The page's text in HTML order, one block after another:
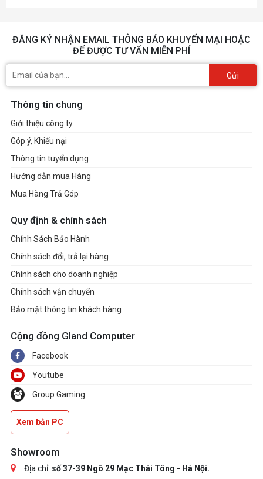
Headset Audio Jack:1
EXPANSION SLOTS
Standard:
Vertical: 0
DRIVE BAYS
2.5": 2
3.5":1
FAN SUPPORT
Front-Right:
Top: 3 x 120 mm / 2 x 140 mm
Bottom:
Rear: 1 x 120 mm
ĐĂNG KÝ NHẬN EMAIL THÔNG BÁO KHUYẾN MẠI HOẶC
ĐỂ ĐƯỢC TƯ VẤN MIỄN PHÍ
Gửi
Thông tin chung
Giới thiệu công ty
Góp ý, Khiếu nại
Thông tin tuyển dụng
Hướng dẫn mua Hàng
Mua Hàng Trả Góp
Quy định & chính sách
Chính Sách Bảo Hành
Chính sách đổi, trả lại hàng
Chính sách cho doanh nghiệp
Chính sách vận chuyển
Bảo mật thông tin khách hàng
Cộng đồng Gland Computer
Facebook
Youtube
Group Gaming
Xem bản PC
Showroom
Địa chỉ: số 37-39 Ngõ 29 Mạc Thái Tông - Hà Nội.